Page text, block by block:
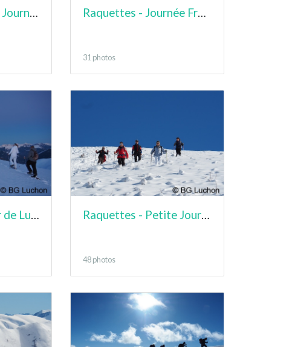
Raquettes - Demi Journée - Mayregne Raquettes - Journée France - Col de Barèges
31 photos
Raquettes - Lever de Lune "Bleue" - Lampet Raquettes - Petite Journée - Cabane de Cunau
48 photos